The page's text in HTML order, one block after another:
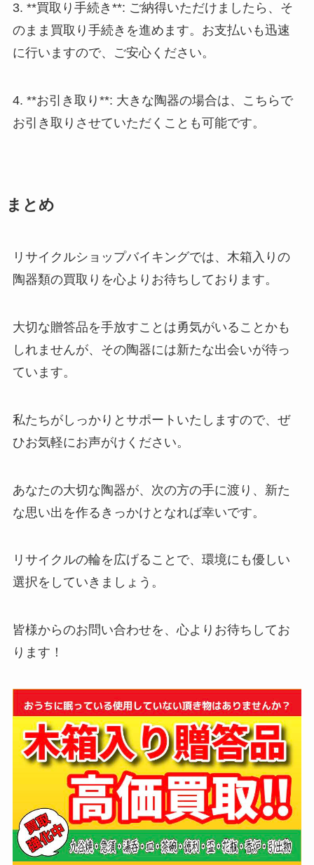
3. **買取り手続き**: ご納得いただけましたら、そ
のまま買取り手続きを進めます。お支払いも迅速
に行いますので、ご安心ください。
4. **お引き取り**: 大きな陶器の場合は、こちらで
お引き取りさせていただくことも可能です。
まとめ
リサイクルショップバイキングでは、木箱入りの
陶器類の買取りを心よりお待ちしております。
大切な贈答品を手放すことは勇気がいることかも
しれませんが、その陶器には新たな出会いが待っ
ています。
私たちがしっかりとサポートいたしますので、ぜ
ひお気軽にお声がけください。
あなたの大切な陶器が、次の方の手に渡り、新た
な思い出を作るきっかけとなれば幸いです。
リサイクルの輪を広げることで、環境にも優しい
選択をしていきましょう。
皆様からのお問い合わせを、心よりお待ちしてお
ります！